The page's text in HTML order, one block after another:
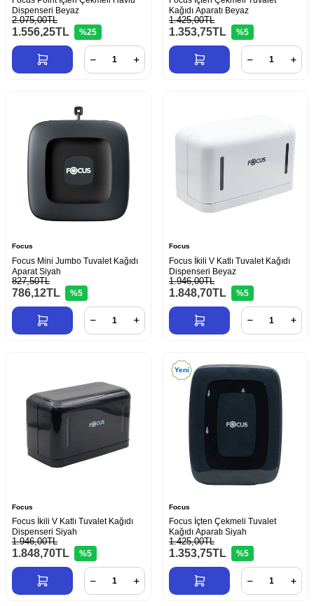
Dispenseri Beyaz
2.075,00TL
1.556,25TL %25
Kağıdı Aparatı Beyaz
1.425,00TL
1.353,75TL %5
Focus
Focus Mini Jumbo Tuvalet Kağıdı
Aparat Siyah
827,50TL
786,12TL %5
Focus
Focus İkili V Katlı Tuvalet Kağıdı
Dispenseri Beyaz
1.946,00TL
1.848,70TL %5
Focus
Focus İkili V Katlı Tuvalet Kağıdı
Dispenseri Siyah
1.946,00TL
1.848,70TL %5
Yeni
Focus
Focus İçten Çekmeli Tuvalet
Kağıdı Aparatı Siyah
1.425,00TL
1.353,75TL %5